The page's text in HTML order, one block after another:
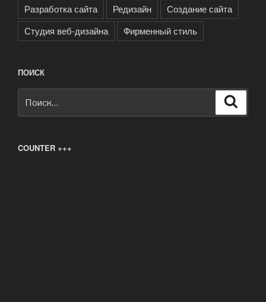
Разработка сайта
Редизайн
Создание сайта
Студия веб-дизайна
Фирменный стиль
ПОИСК
COUNTER +++